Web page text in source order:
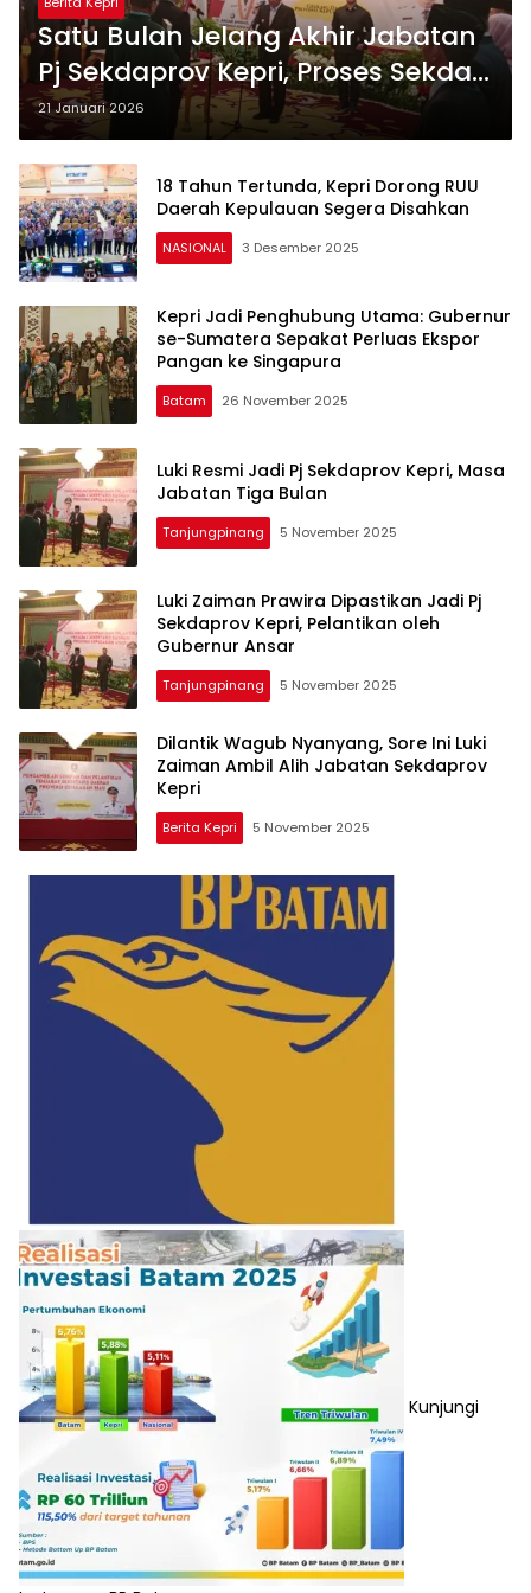
Satu Bulan Jelang Akhir Jabatan
Pj Sekdaprov Kepri, Proses Sekda
Definitif Masih Gelap
21 Januari 2026
18 Tahun Tertunda, Kepri Dorong RUU
Daerah Kepulauan Segera Disahkan
NASIONAL 3 Desember 2025
Kepri Jadi Penghubung Utama: Gubernur
se-Sumatera Sepakat Perluas Ekspor
Pangan ke Singapura
Batam 26 November 2025
Luki Resmi Jadi Pj Sekdaprov Kepri, Masa
Jabatan Tiga Bulan
Tanjungpinang 5 November 2025
Luki Zaiman Prawira Dipastikan Jadi Pj
Sekdaprov Kepri, Pelantikan oleh
Gubernur Ansar
Tanjungpinang 5 November 2025
Dilantik Wagub Nyanyang, Sore Ini Luki
Zaiman Ambil Alih Jabatan Sekdaprov
Kepri
Berita Kepri 5 November 2025
Kunjungi